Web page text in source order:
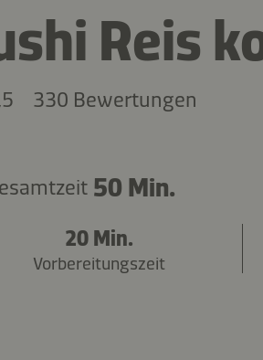
Reis
330 Bewertungen
50 Min.
20 Min.
Vorbereitungszeit